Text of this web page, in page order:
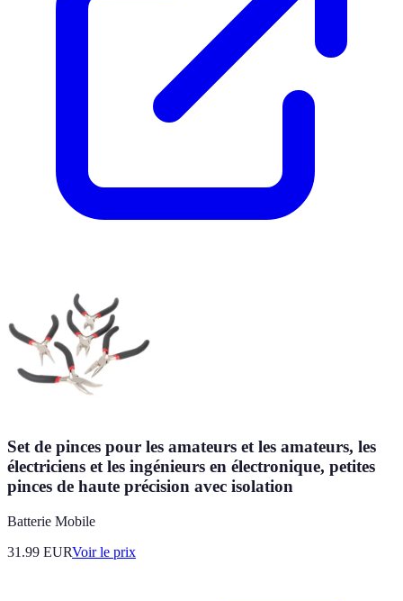
Set de pinces pour les amateurs et les amateurs, les
électriciens et les ingénieurs en électronique, petites
pinces de haute précision avec isolation
Batterie Mobile
31.99 EURVoir le prix